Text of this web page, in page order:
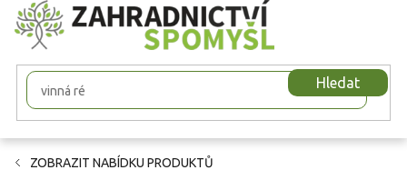
Přejít
na
obsah
Hledat
ZOBRAZIT NABÍDKU PRODUKTŮ